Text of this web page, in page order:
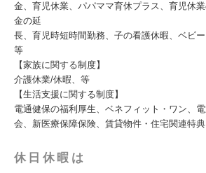
金、育児休業、パパママ育休プラス、育児休
金の延
長、育児時短時間勤務、子の看護休暇、ベビ
等
【家族に関する制度】
介護休業/休暇、等
【生活支援に関する制度】
電通健保の福利厚生、ベネフィット・ワン、
会、新医療保障保険、賃貸物件・住宅関連特
休日休暇は